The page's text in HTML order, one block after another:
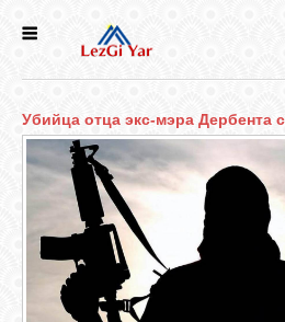
СЕЛА
Убийца отца экс-мэра Дербента